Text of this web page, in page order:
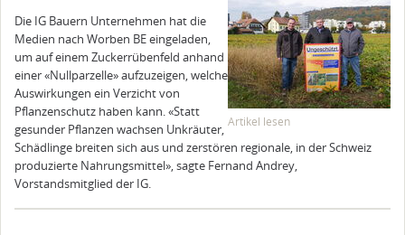
Artikel lesen
Die IG Bauern Unternehmen hat die
Medien nach Worben BE eingeladen,
um auf einem Zuckerrübenfeld anhand
einer «Nullparzelle» aufzuzeigen, welche
Auswirkungen ein Verzicht von
Pflanzenschutz haben kann. «Statt
gesunder Pflanzen wachsen Unkräuter,
Schädlinge breiten sich aus und zerstören regionale, in der Schweiz
produzierte Nahrungsmittel», sagte Fernand Andrey,
Vorstandsmitglied der IG.